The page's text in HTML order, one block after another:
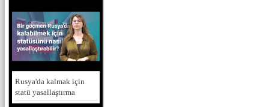
Rusya'da kalmak için
statü yasallaştırma